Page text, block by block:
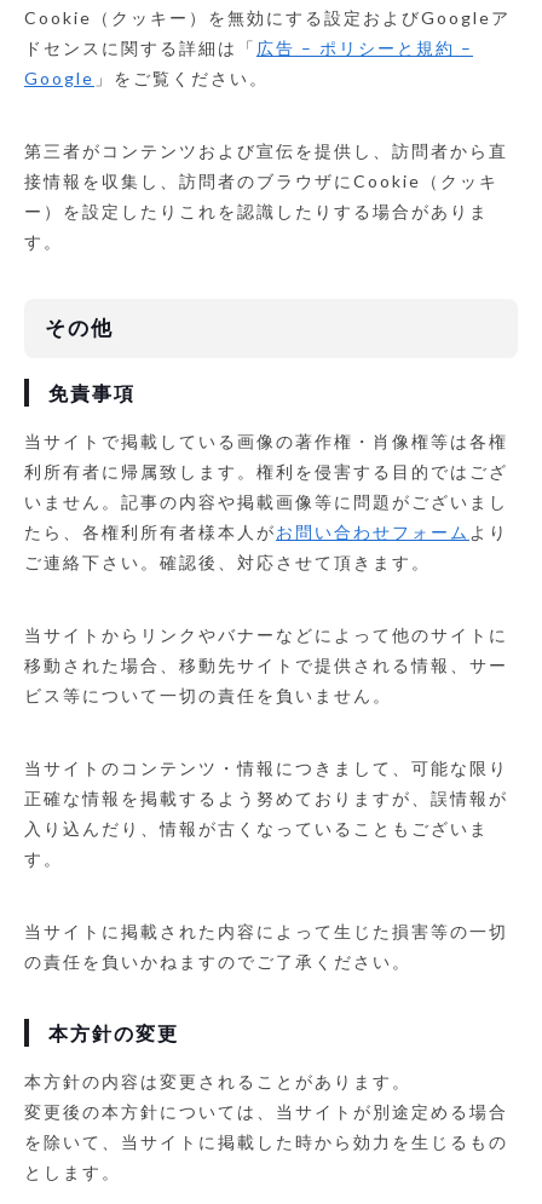
Cookie（クッキー）を無効にする設定およびGoogleア
ドセンスに関する詳細は「 広告 – ポリシーと規約 –
Google 」をご覧ください。
第三者がコンテンツおよび宣伝を提供し、訪問者から直
接情報を収集し、訪問者のブラウザにCookie（クッキ
ー）を設定したりこれを認識したりする場合がありま
す。
その他
免責事項
当サイトで掲載している画像の著作権・肖像権等は各権
利所有者に帰属致します。権利を侵害する目的ではござ
いません。記事の内容や掲載画像等に問題がございまし
たら、各権利所有者様本人がお問い合わせフォーム より
ご連絡下さい。確認後、対応させて頂きます。
当サイトからリンクやバナーなどによって他のサイトに
移動された場合、移動先サイトで提供される情報、サー
ビス等について一切の責任を負いません。
当サイトのコンテンツ・情報につきまして、可能な限り
正確な情報を掲載するよう努めておりますが、誤情報が
入り込んだり、情報が古くなっていることもございま
す。
当サイトに掲載された内容によって生じた損害等の一切
の責任を負いかねますのでご了承ください。
本方針の変更
本方針の内容は変更されることがあります。
変更後の本方針については、当サイトが別途定める場合
を除いて、当サイトに掲載した時から効力を生じるもの
とします。